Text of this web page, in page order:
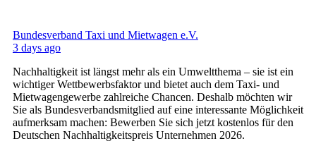
Bundesverband Taxi und Mietwagen e.V.
3 days ago
Nachhaltigkeit ist längst mehr als ein Umweltthema – sie ist ein
wichtiger Wettbewerbsfaktor und bietet auch dem Taxi- und
Mietwagengewerbe zahlreiche Chancen. Deshalb möchten wir
Sie als Bundesverbandsmitglied auf eine interessante Möglichkeit
aufmerksam machen: Bewerben Sie sich jetzt kostenlos für den
Deutschen Nachhaltigkeitspreis Unternehmen 2026.